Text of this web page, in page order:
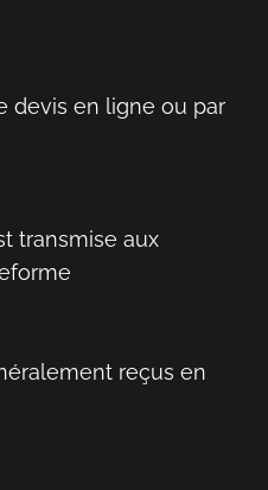
devis en ligne ou par
transmise aux
reçus en